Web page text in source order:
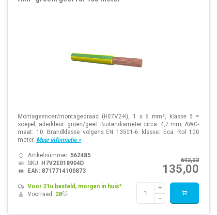
Montagesnoer/montagedraad (H07V2-K), 1 x 6 mm², klasse 5 =
soepel, aderkleur: groen/geel. Buitendiameter circa: 4,7 mm, AWG-
maat: 10. Brandklasse volgens EN 13501-6: klasse: Eca. Rol 100
meter. Meer informatie »
693,33
135,00
Artikelnummer: 562485
SKU: H7V2E018904D
EAN: 8717714100873
Voor 21u besteld, morgen in huis*
Voorraad: 28